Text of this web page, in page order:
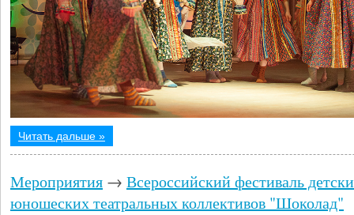
Читать дальше »
Мероприятия → Всероссийский фестиваль
юношеских театральных коллективов "Шоколад"